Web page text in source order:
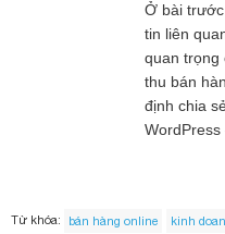
Ở bài
tin liên
quan trọng
thu bán
định chia
Từ khóa: bán hàng online kinh